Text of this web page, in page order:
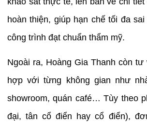
hoàn thiện, giúp hạn chế tối đa
công trình đạt chuẩn thẩm mỹ.
Ngoài ra, Hoàng Gia Thanh còn tư
hợp với từng không gian như
showroom, quán café… Tùy theo
đại, tân cổ điển hay cổ điển),